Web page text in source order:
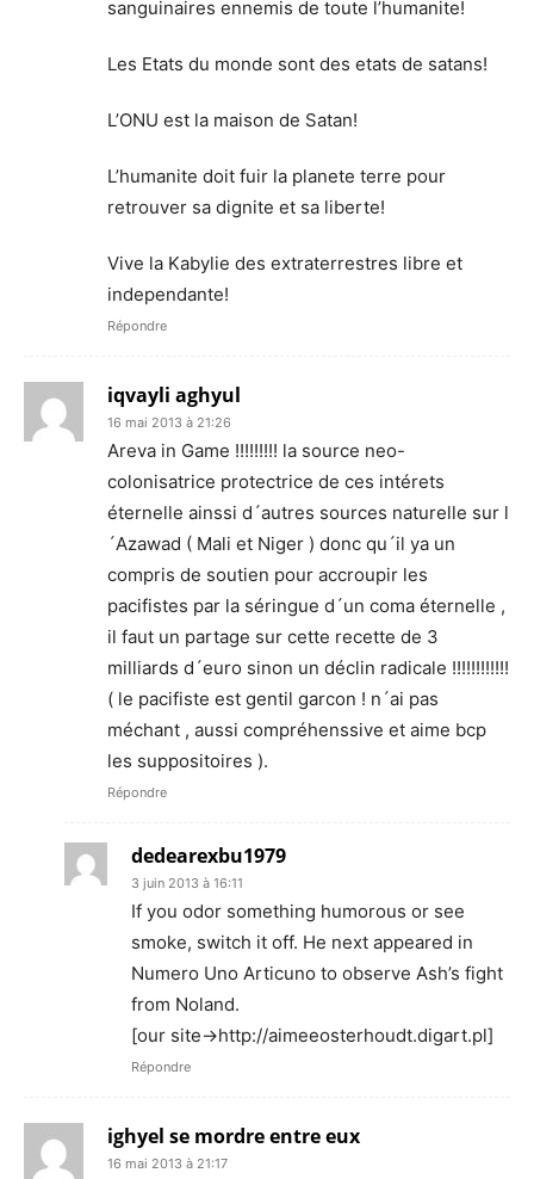
sanguinaires ennemis de toute l’humanite!
Les Etats du monde sont des etats de satans!
L’ONU est la maison de Satan!
L’humanite doit fuir la planete terre pour
retrouver sa dignite et sa liberte!
Vive la Kabylie des extraterrestres libre et
independante!
Répondre
iqvayli aghyul
16 mai 2013 à 21:26
Areva in Game !!!!!!!!! la source neo-
colonisatrice protectrice de ces intérets
éternelle ainssi d´autres sources naturelle sur l
´Azawad ( Mali et Niger ) donc qu´il ya un
compris de soutien pour accroupir les
pacifistes par la séringue d´un coma éternelle ,
il faut un partage sur cette recette de 3
milliards d´euro sinon un déclin radicale !!!!!!!!!!!!
( le pacifiste est gentil garcon ! n´ai pas
méchant , aussi compréhenssive et aime bcp
les suppositoires ).
Répondre
dedearexbu1979
3 juin 2013 à 16:11
If you odor something humorous or see
smoke, switch it off. He next appeared in
Numero Uno Articuno to observe Ash’s fight
from Noland.
[our site->http://aimeeosterhoudt.digart.pl]
Répondre
ighyel se mordre entre eux
16 mai 2013 à 21:17